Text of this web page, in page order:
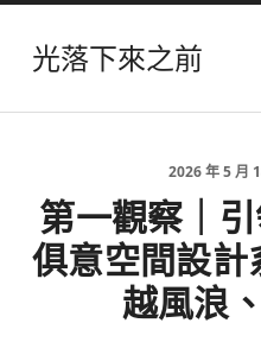
光落下來之前
2026 年 5 月
第一觀察｜
俱意空間設
越風浪